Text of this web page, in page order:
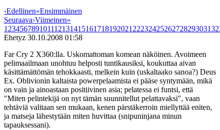
‹Edellinen«Ensimmäinen
Seuraava›Viimeinen»
1 23456789101112131415161718192021 2223242526272829303132
Ehetyz 30.10.2008 01:58
Far Cry 2 X360:lla. Uskomattoman komean näköinen. Avoimeen
pelimaailmaan unohtuu helposti tuntikausiksi, koukuttaa aivan
käsittämättömän tehokkaasti, melkein kuin (uskaltaako sanoa?) Deus
Ex. Oblivionin kaltaista powerpelaamista ei pääse syntymään, mikä
on vain ja ainoastaan positiivinen asia; pelatessa ei funtsi, että
"Miten pelintekijä on nyt tämän suunnitellut pelattavaksi", vaan
tehtäviä valitaan sen mukaan, kenen pärstäkerroin miellyttää eniten,
ja matseja lähestytään miten huvittaa (snipuninjana minun
tapauksessani).